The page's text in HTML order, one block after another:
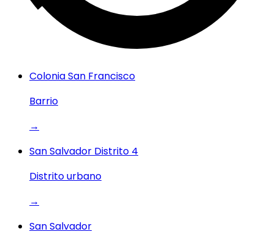
Colonia San Francisco
Barrio
→
San Salvador Distrito 4
Distrito urbano
→
San Salvador